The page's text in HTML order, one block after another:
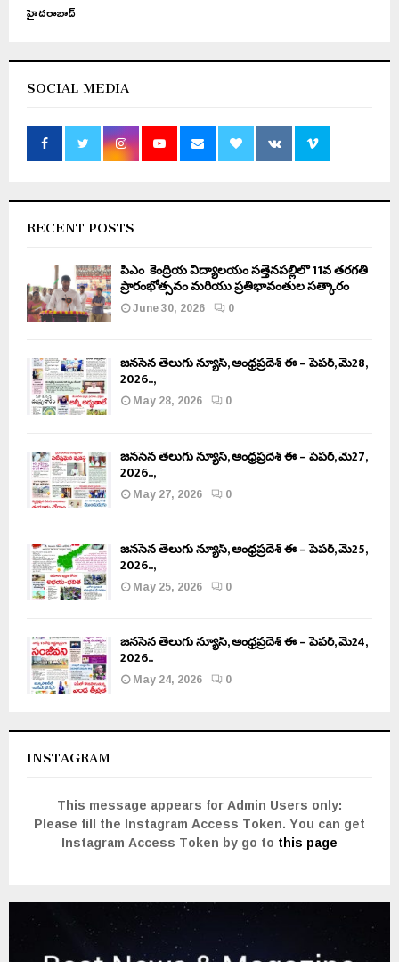
హైదరాబాద్
SOCIAL MEDIA
RECENT POSTS
పీఎం కేంద్రీయ విద్యాలయం సత్తెనపల్లిలో 11వ తరగతి
ప్రారంభోత్సవం మరియు ప్రతిభావంతుల సత్కారం
June 30, 2026
0
జనసేన తెలుగు న్యూస్, ఆంధ్రప్రదేశ్ ఈ – పేపర్, మే28,
2026..,
May 28, 2026
0
జనసేన తెలుగు న్యూస్, ఆంధ్రప్రదేశ్ ఈ – పేపర్, మే27,
2026..,
May 27, 2026
0
జనసేన తెలుగు న్యూస్, ఆంధ్రప్రదేశ్ ఈ – పేపర్, మే25,
2026..,
May 25, 2026
0
జనసేన తెలుగు న్యూస్, ఆంధ్రప్రదేశ్ ఈ – పేపర్, మే24,
2026..
May 24, 2026
0
INSTAGRAM
This message appears for Admin Users only:
Please fill the Instagram Access Token. You can get
Instagram Access Token by go to this page